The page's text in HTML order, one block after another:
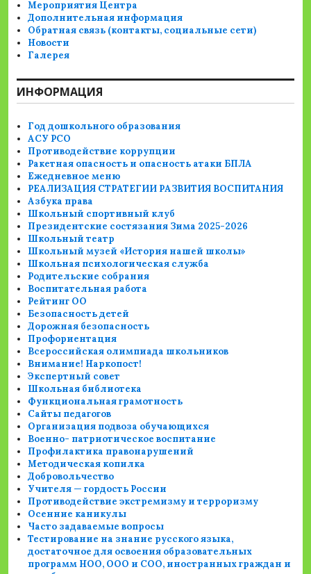
Мероприятия Центра
Дополнительная информация
Обратная связь (контакты, социальные сети)
Новости
Галерея
ИНФОРМАЦИЯ
Год дошкольного образования
АСУ РСО
Противодействие коррупции
Ракетная опасность и опасность атаки БПЛА
Ежедневное меню
РЕАЛИЗАЦИЯ СТРАТЕГИИ РАЗВИТИЯ ВОСПИТАНИЯ
Азбука права
Школьный спортивный клуб
Президентские состязания Зима 2025-2026
Школьный театр
Школьный музей «История нашей школы»
Школьная психологическая служба
Родительские собрания
Воспитательная работа
Рейтинг ОО
Безопасность детей
Дорожная безопасность
Профориентация
Всероссийская олимпиада школьников
Внимание! Наркопост!
Экспертный совет
Школьная библиотека
Функциональная грамотность
Сайты педагогов
Организация подвоза обучающихся
Военно- патриотическое воспитание
Профилактика правонарушений
Методическая копилка
Добровольчество
Учителя — гордость России
Противодействие экстремизму и терроризму
Осенние каникулы
Часто задаваемые вопросы
Тестирование на знание русского языка,
достаточное для освоения образовательных
программ НОО, ООО и СОО, иностранных граждан и